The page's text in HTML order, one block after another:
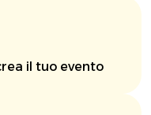
il tuo evento